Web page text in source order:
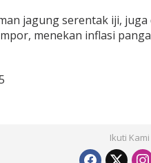
jagung serentak iji,
menekan inflasi
Ikuti Kami